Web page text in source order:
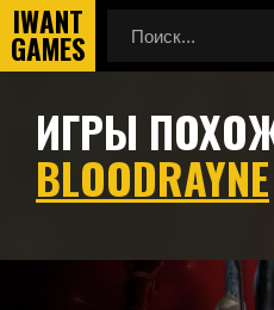
Главная
Игры похожие на BloodRayne
ИГРЫ
BLOODRAYNE
Подборка игр, похожих на
понравиться.